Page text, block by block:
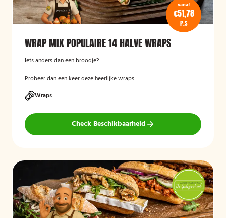
vanaf
€51,78
P.S
WRAP MIX POPULAIRE 14 HALVE WRAPS
Iets anders dan een broodje?
Probeer dan een keer deze heerlijke wraps.
Wraps
Check Beschikbaarheid